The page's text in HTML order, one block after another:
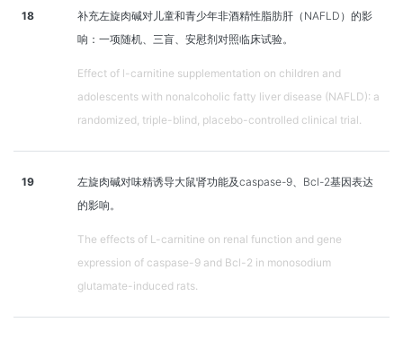
18
补充左旋肉碱对儿童和青少年非酒精性脂肪肝（NAFLD）的影
响：一项随机、三盲、安慰剂对照临床试验。
Effect of l-carnitine supplementation on children and
adolescents with nonalcoholic fatty liver disease (NAFLD): a
randomized, triple-blind, placebo-controlled clinical trial.
19
左旋肉碱对味精诱导大鼠肾功能及caspase-9、Bcl-2基因表达
的影响。
The effects of L-carnitine on renal function and gene
expression of caspase-9 and Bcl-2 in monosodium
glutamate-induced rats.